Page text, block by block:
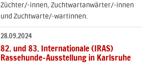
Züchter/-innen, Zuchtwartanwärter/-innen
und Zuchtwarte/-wartinnen.
28.09.2024
82. und 83. Internationale (IRAS)
Rassehunde-Ausstellung in Karlsruhe